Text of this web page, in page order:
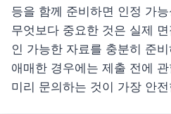
등을 함께 준비하면 인정 가
무엇보다 중요한 것은 실제
인 가능한 자료를 충분히 준
애매한 경우에는 제출 전에
미리 문의하는 것이 가장 안